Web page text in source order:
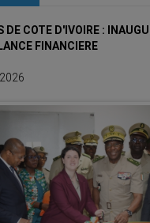
DE COTE D'IVOIRE :
FINANCIERE